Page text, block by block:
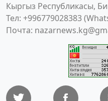
Кыргыз Республикасы,
Тел: +996779028383
Почта: